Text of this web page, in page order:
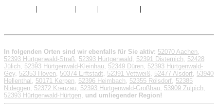
| | | |
In folgenden Orten sind wir ebenfalls für Sie aktiv: 52070 Aachen,
52393 Hürtgenwald-Straß, 52393 Hürtgenwald , 52391 Disternich, 52428
Jülich, 52393 Hürtgenwald-Kleinhau, 52349 Düren, 52393 Hürtgenwald-
Gey, 52353 Hoven, 50374 Erftstadt, 52391 Vettweiß, 52477 Alsdorf, 53940
Hellenthal , 50171 Kerpen, 52396 Heimbach, 52355 Rölsdorf, 52385
Nideggen, 52372 Kreuzau, 52393 Hürtgenwald-Großhau, 53909 Zülpich,
52393 Hürtgenwald-Hürtgen, und umliegender Region!